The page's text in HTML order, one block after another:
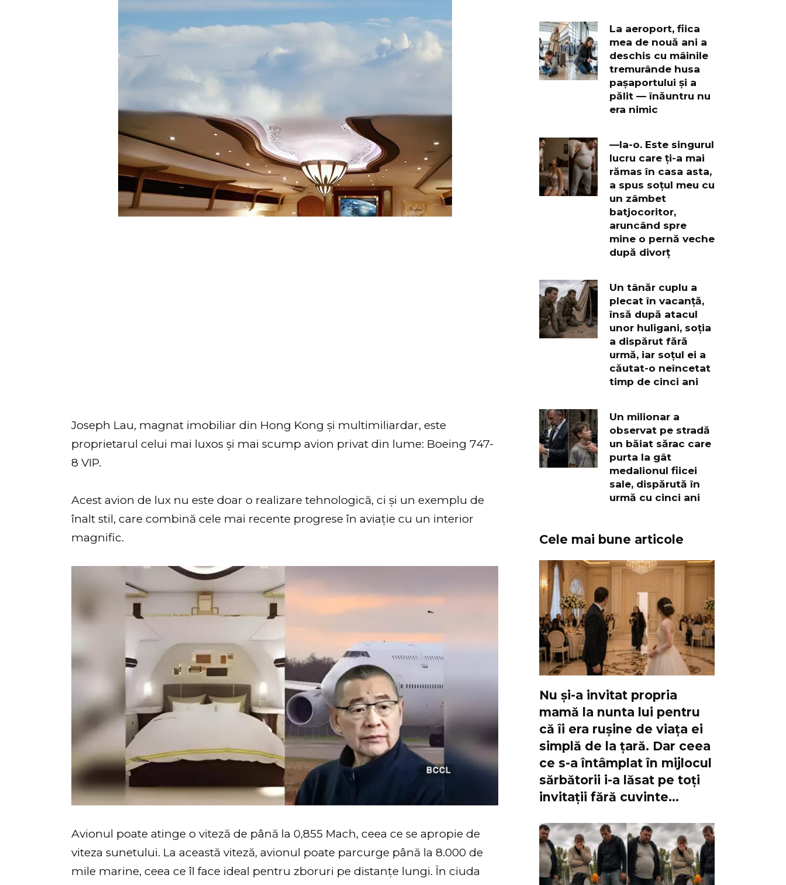
Joseph Lau, magnat imobiliar din Hong Kong și multimiliardar, este
proprietarul celui mai luxos și mai scump avion privat din lume: Boeing 747-
8 VIP.
Acest avion de lux nu este doar o realizare tehnologică, ci și un exemplu de
înalt stil, care combină cele mai recente progrese în aviație cu un interior
magnific.
Avionul poate atinge o viteză de până la 0,855 Mach, ceea ce se apropie de
viteza sunetului. La această viteză, avionul poate parcurge până la 8.000 de
mile marine, ceea ce îl face ideal pentru zboruri pe distanțe lungi. În ciuda
La aeroport, fiica
mea de nouă ani a
deschis cu mâinile
tremurânde husa
pașaportului și a
pălit — înăuntru nu
era nimic
—Ia-o. Este singurul
lucru care ți-a mai
rămas în casa asta,
a spus soțul meu cu
un zâmbet
batjocoritor,
aruncând spre
mine o pernă veche
după divorț
Un tânăr cuplu a
plecat în vacanță,
însă după atacul
unor huligani, soția
a dispărut fără
urmă, iar soțul ei a
căutat-o neîncetat
timp de cinci ani
Un milionar a
observat pe stradă
un băiat sărac care
purta la gât
medalionul fiicei
sale, dispărută în
urmă cu cinci ani
Cele mai bune articole
Nu și-a invitat propria
mamă la nunta lui pentru
că îi era rușine de viața ei
simplă de la țară. Dar ceea
ce s-a întâmplat în mijlocul
sărbătorii i-a lăsat pe toți
invitații fără cuvinte…